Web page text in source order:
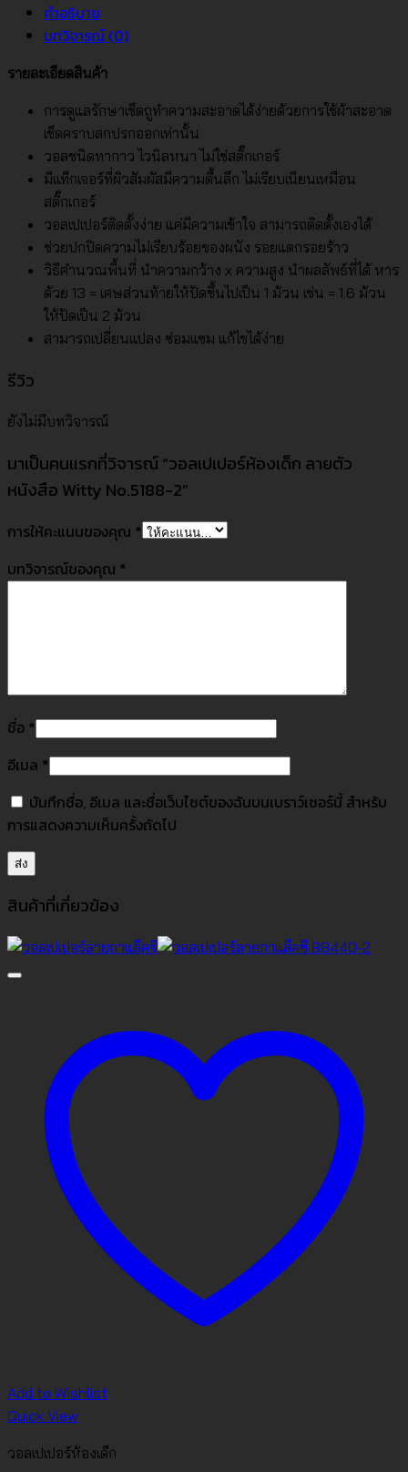
คำอธิบาย
บทวิจารณ์ (0)
รายละเอียดสินค้า
การดูแลรักษาเช็ดถูทำความสะอาดได้ง่ายด้วยการใช้ผ้าสะอาด
เช็ดคราบสกปรกออกเท่านั้น
วอลชนิดทากาว ไวนิลหนา ไม่ใช่สติ๊กเกอร์
มีแท็กเจอร์ที่ผิวสัมผัสมีความตื้นลึก ไม่เรียบเนียนเหมือน
สติ๊กเกอร์
วอลเปเปอร์ติดตั้งง่าย แค่มีความเข้าใจ สามารถติดตั้งเองได้
ช่วยปกปิดความไม่เรียบร้อยของผนัง รอยแตกรอยร้าว
วิธีคำนวณพื้นที่ นำความกว้าง x ความสูง นำผลลัพธ์ที่ได้ หาร
ด้วย 13 = เศษส่วนท้ายให้ปัดขึ้นไปเป็น 1 ม้วน เช่น = 1.6 ม้วน
ให้ปัดเป็น 2 ม้วน
สามารถเปลี่ยนแปลง ซ่อมแซม แก้ไขได้ง่าย
รีวิว
ยังไม่มีบทวิจารณ์
มาเป็นคนแรกที่วิจารณ์ “วอลเปเปอร์ห้องเด็ก ลายตัว
หนังสือ Witty No.5188-2”
การให้คะแนนของคุณ *
บทวิจารณ์ของคุณ *
ชื่อ *
อีเมล *
บันทึกชื่อ, อีเมล และชื่อเว็บไซต์ของฉันบนเบราว์เซอร์นี้ สำหรับ
การแสดงความเห็นครั้งถัดไป
สินค้าที่เกี่ยวข้อง
Add to Wishlist
Quick View
วอลเปเปอร์ห้องเด็ก